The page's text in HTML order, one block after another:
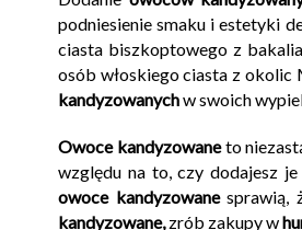
podniesienie smaku i estetyki
ciasta biszkoptowego z
osób włoskiego ciasta z okolic
kandyzowanychw swoich
Owoce kandyzowaneto
względu na to, czy dodajesz
owoce kandyzowanesprawią,
kandyzowane,zrób zakupy w